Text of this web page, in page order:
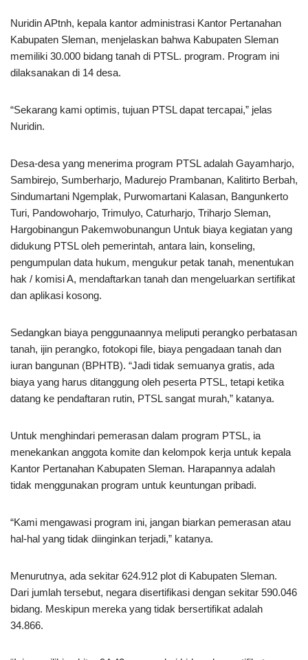
Nuridin APtnh, kepala kantor administrasi Kantor Pertanahan
Kabupaten Sleman, menjelaskan bahwa Kabupaten Sleman
memiliki 30.000 bidang tanah di PTSL. program. Program ini
dilaksanakan di 14 desa.
“Sekarang kami optimis, tujuan PTSL dapat tercapai,” jelas
Nuridin.
Desa-desa yang menerima program PTSL adalah Gayamharjo,
Sambirejo, Sumberharjo, Madurejo Prambanan, Kalitirto Berbah,
Sindumartani Ngemplak, Purwomartani Kalasan, Bangunkerto
Turi, Pandowoharjo, Trimulyo, Caturharjo, Triharjo Sleman,
Hargobinangun Pakemwobunangun Untuk biaya kegiatan yang
didukung PTSL oleh pemerintah, antara lain, konseling,
pengumpulan data hukum, mengukur petak tanah, menentukan
hak / komisi A, mendaftarkan tanah dan mengeluarkan sertifikat
dan aplikasi kosong.
Sedangkan biaya penggunaannya meliputi perangko perbatasan
tanah, ijin perangko, fotokopi file, biaya pengadaan tanah dan
iuran bangunan (BPHTB). “Jadi tidak semuanya gratis, ada
biaya yang harus ditanggung oleh peserta PTSL, tetapi ketika
datang ke pendaftaran rutin, PTSL sangat murah,” katanya.
Untuk menghindari pemerasan dalam program PTSL, ia
menekankan anggota komite dan kelompok kerja untuk kepala
Kantor Pertanahan Kabupaten Sleman. Harapannya adalah
tidak menggunakan program untuk keuntungan pribadi.
“Kami mengawasi program ini, jangan biarkan pemerasan atau
hal-hal yang tidak diinginkan terjadi,” katanya.
Menurutnya, ada sekitar 624.912 plot di Kabupaten Sleman.
Dari jumlah tersebut, negara disertifikasi dengan sekitar 590.046
bidang. Meskipun mereka yang tidak bersertifikat adalah
34.866.